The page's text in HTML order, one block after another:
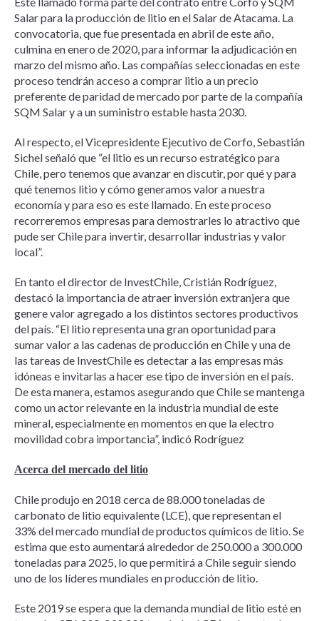
Salar para la producción de litio en el Salar de Atacama. La
convocatoria, que fue presentada en abril de este año,
culmina en enero de 2020, para informar la adjudicación en
marzo del mismo año. Las compañías seleccionadas en este
proceso tendrán acceso a comprar litio a un precio
preferente de paridad de mercado por parte de la compañía
SQM Salar y a un suministro estable hasta 2030.
Al respecto, el Vicepresidente Ejecutivo de Corfo, Sebastián
Sichel señaló que “el litio es un recurso estratégico para
Chile, pero tenemos que avanzar en discutir, por qué y para
qué tenemos litio y cómo generamos valor a nuestra
economía y para eso es este llamado. En este proceso
recorreremos empresas para demostrarles lo atractivo que
pude ser Chile para invertir, desarrollar industrias y valor
local”.
En tanto el director de InvestChile, Cristián Rodríguez,
destacó la importancia de atraer inversión extranjera que
genere valor agregado a los distintos sectores productivos
del país. “El litio representa una gran oportunidad para
sumar valor a las cadenas de producción en Chile y una de
las tareas de InvestChile es detectar a las empresas más
idóneas e invitarlas a hacer ese tipo de inversión en el país.
De esta manera, estamos asegurando que Chile se mantenga
como un actor relevante en la industria mundial de este
mineral, especialmente en momentos en que la electro
movilidad cobra importancia”, indicó Rodríguez
Acerca del mercado del litio
Chile produjo en 2018 cerca de 88.000 toneladas de
carbonato de litio equivalente (LCE), que representan el
33% del mercado mundial de productos químicos de litio. Se
estima que esto aumentará alrededor de 250.000 a 300.000
toneladas para 2025, lo que permitirá a Chile seguir siendo
uno de los líderes mundiales en producción de litio.
Este 2019 se espera que la demanda mundial de litio esté en